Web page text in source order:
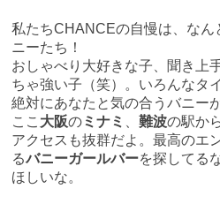
私たちCHANCEの自慢は、なん
ニーたち！
おしゃべり大好きな子、聞き上
ちゃ強い子（笑）。いろんなタ
絶対にあなたと気の合うバニー
ここ 大阪のミナミ 、難波の駅か
アクセスも抜群だよ。最高のエ
るバニーガールバーを探してる
ほしいな。